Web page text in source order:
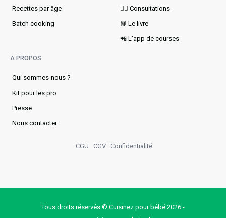
Recettes par âge
Batch cooking
👩‍⚕️ Consultations
📗 Le livre
📲 L'app de courses
A PROPOS
Qui sommes-nous ?
Kit pour les pro
Presse
Nous contacter
CGU CGV Confidentialité
Tous droits réservés © Cuisinez pour bébé 2026 -